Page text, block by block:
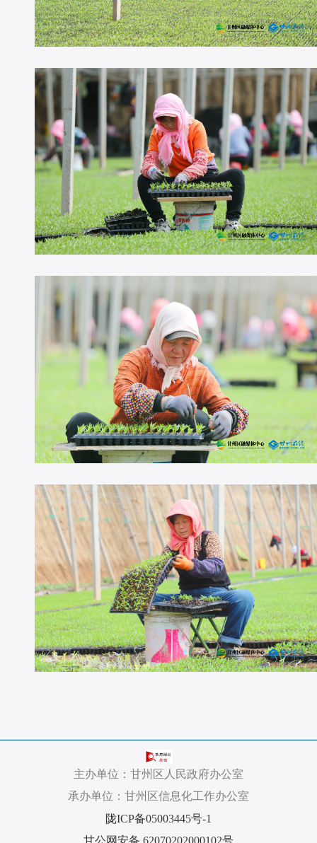
主办单位：甘州区人民政府办公室
承办单位：甘州区信息化工作办公室
陇ICP备05003445号-1
甘公网安备 62070202000102号